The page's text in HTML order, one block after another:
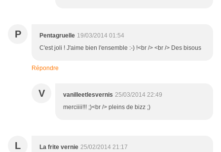
P Pentagruelle 19/03/2014 01:54
C'est joli ! J'aime bien l'ensemble :-) !<br /> <br /> Des bisous
Répondre
V vanilleetlesvernis 25/03/2014 22:49
merciiii!!! ;)<br /> pleins de bizz ;)
L La frite vernie 25/02/2014 21:17